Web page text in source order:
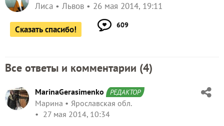
Лиса Львов 26 мая 2014, 19:11
Сказать спасибо! 609
Все ответы и комментарии (4)
MarinaGerasimenko РЕДАКТОР
Марина
Ярославская обл.
27 мая 2014, 10:34